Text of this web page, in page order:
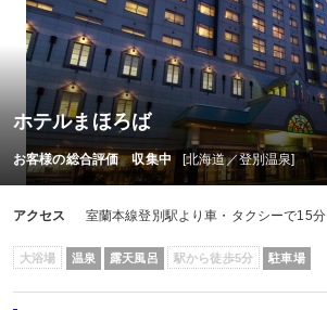
ホテルまほろば
お客様の総合評価 収集中 [北海道／登別温泉]
アクセス 室蘭本線登別駅より車・タクシーで15分
大浴場 温泉 露天風呂 駅から徒歩5分 駐車場